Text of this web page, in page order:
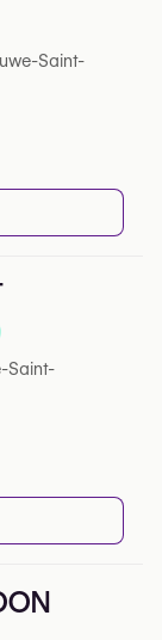
Saint-
Saint-